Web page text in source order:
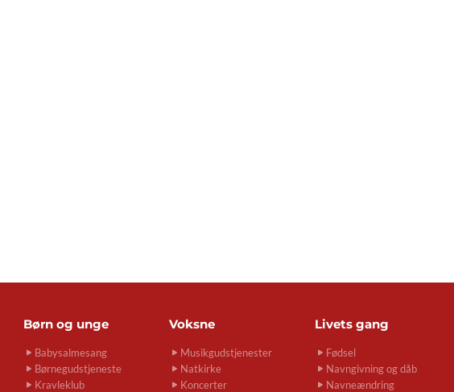
Børn og unge
Babysalmesang
Børnegudstjeneste
Kravleklub
Voksne
Musikgudstjenester
Natkirke
Koncerter
Livets gang
Fødsel
Navngivning og dåb
Navneændring